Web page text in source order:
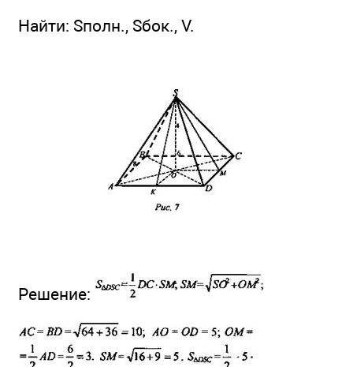
Найти: Sполн., Sбок., V.
Решение: